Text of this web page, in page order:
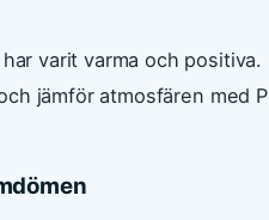
varit varma och
jämför atmosfären med